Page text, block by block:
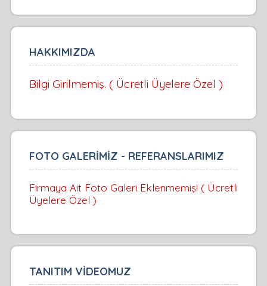
HAKKIMIZDA
Bilgi Girilmemiş. ( Ücretli Üyelere Özel )
FOTO GALERİMİZ - REFERANSLARIMIZ
Firmaya Ait Foto Galeri Eklenmemiş! ( Ücretli
Üyelere Özel )
TANITIM VİDEOMUZ